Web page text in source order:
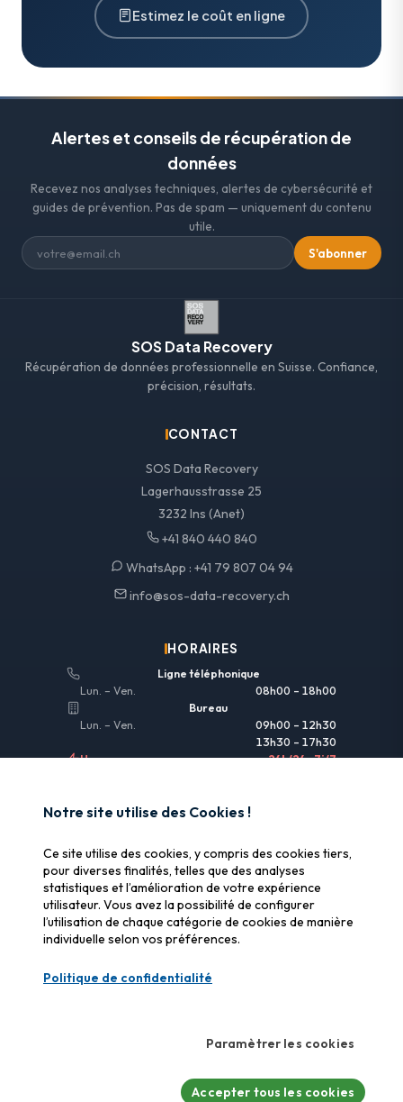
Estimez le coût en ligne
Alertes et conseils de récupération de
données
Recevez nos analyses techniques, alertes de cybersécurité et
guides de prévention. Pas de spam — uniquement du contenu
utile.
S'abonner
SOS Data Recovery
Récupération de données professionnelle en Suisse. Confiance,
précision, résultats.
CONTACT
SOS Data Recovery
Lagerhausstrasse 25
3232 Ins (Anet)
+41 840 440 840
WhatsApp : +41 79 807 04 94
info@sos-data-recovery.ch
HORAIRES
Ligne téléphonique
Lun. – Ven.
08h00 – 18h00
Bureau
Lun. – Ven.
09h00 – 12h30
13h30 – 17h30
Urgences
24h/24 • 7j/7
LIENS UTILES
Assurance & remboursement
Pourquoi SOS Data Recovery
Gérer les cookies
CERTIFICATIONS
Label cybersécurité
Notre site utilise des Cookies !
Ce site utilise des cookies, y compris des cookies tiers,
pour diverses finalités, telles que des analyses
statistiques et l’amélioration de votre expérience
utilisateur. Vous avez la possibilité de configurer
l’utilisation de chaque catégorie de cookies de manière
individuelle selon vos préférences.
Politique de confidentialité
Paramètrer les cookies
Accepter tous les cookies